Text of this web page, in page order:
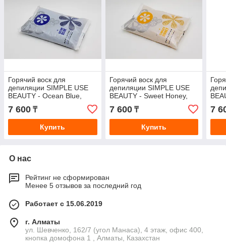
Горячий воск для
депиляции SIMPLE USE
BEAUTY - Ocean Blue,
гранулы, 800 гр
7 600 ₸
Купить
Горячий воск для
депиляции SIMPLE USE
BEAUTY - Sweet Honey,
горячий, гранулы, 800 гр
7 600₸
Купить
7
О нас
Рейтинг не сформирован
Менее 5 отзывов за последний год
Работает с 15.06.2019
г. Алматы
ул. Шевченко, 162/7 (угол Манаса), 4 этаж, офис 400,
кнопка домофона 1 , Алматы, Казахстан